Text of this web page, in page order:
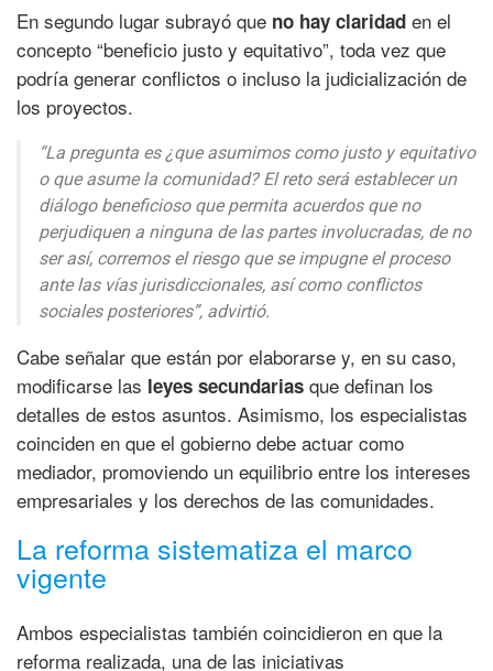
En segundo lugar subrayó que no hay claridad en el
concepto “beneficio justo y equitativo”, toda vez que
podría generar conflictos o incluso la judicialización de
los proyectos.
“La pregunta es ¿que asumimos como justo y equitativo
o que asume la comunidad? El reto será establecer un
diálogo beneficioso que permita acuerdos que no
perjudiquen a ninguna de las partes involucradas, de no
ser así, corremos el riesgo que se impugne el proceso
ante las vías jurisdiccionales, así como conflictos
sociales posteriores”, advirtió.
Cabe señalar que están por elaborarse y, en su caso,
modificarse las leyes secundarias que definan los
detalles de estos asuntos. Asimismo, los especialistas
coinciden en que el gobierno debe actuar como
mediador, promoviendo un equilibrio entre los intereses
empresariales y los derechos de las comunidades.
La reforma sistematiza el marco
vigente
Ambos especialistas también coincidieron en que la
reforma realizada, una de las iniciativas